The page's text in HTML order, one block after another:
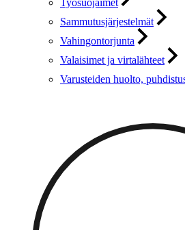
Työsuojaimet
Sammutusjärjestelmät
Vahingontorjunta
Valaisimet ja virtalähteet
Varusteiden huolto,